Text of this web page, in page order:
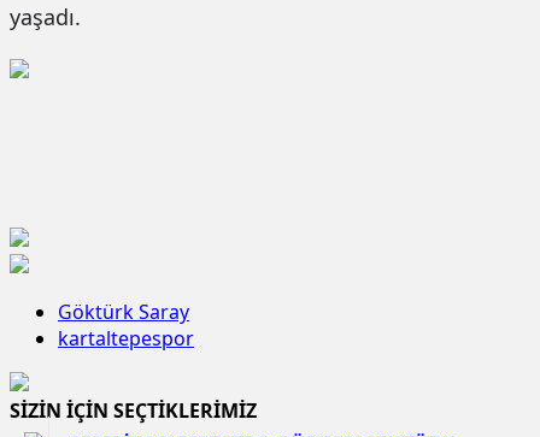
yaşadı.
Göktürk Saray
kartaltepespor
SİZİN İÇİN SEÇTİKLERİMİZ